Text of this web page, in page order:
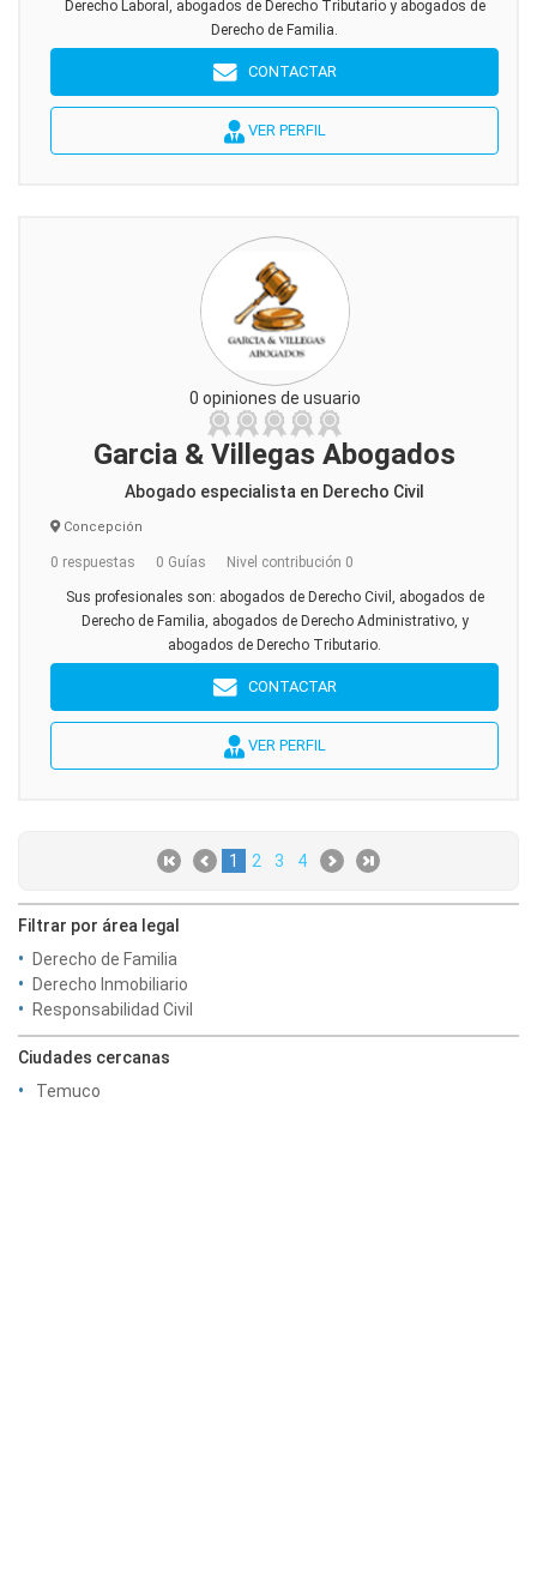
Derecho Laboral, abogados de Derecho Tributario y abogados de
Derecho de Familia.
CONTACTAR
VER PERFIL
0 opiniones de usuario
Garcia & Villegas Abogados
Abogado especialista en Derecho Civil
Concepción
0 respuestas 0 Guías Nivel contribución 0
Sus profesionales son: abogados de Derecho Civil, abogados de
Derecho de Familia, abogados de Derecho Administrativo, y
abogados de Derecho Tributario.
CONTACTAR
VER PERFIL
1 2 3 4
Filtrar por área legal
Derecho de Familia
Derecho Inmobiliario
Responsabilidad Civil
Ciudades cercanas
Temuco